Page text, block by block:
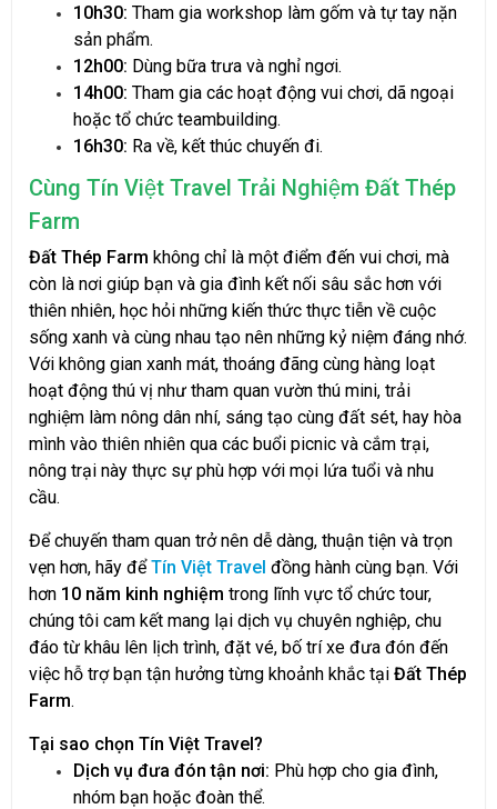
10h30: Tham gia workshop làm gốm và tự tay nặn
sản phẩm.
12h00: Dùng bữa trưa và nghỉ ngơi.
14h00: Tham gia các hoạt động vui chơi, dã ngoại
hoặc tổ chức teambuilding.
16h30: Ra về, kết thúc chuyến đi.
Cùng Tín Việt Travel Trải Nghiệm Đất Thép
Farm
Đất Thép Farm không chỉ là một điểm đến vui chơi, mà
còn là nơi giúp bạn và gia đình kết nối sâu sắc hơn với
thiên nhiên, học hỏi những kiến thức thực tiễn về cuộc
sống xanh và cùng nhau tạo nên những kỷ niệm đáng nhớ.
Với không gian xanh mát, thoáng đãng cùng hàng loạt
hoạt động thú vị như tham quan vườn thú mini, trải
nghiệm làm nông dân nhí, sáng tạo cùng đất sét, hay hòa
mình vào thiên nhiên qua các buổi picnic và cắm trại,
nông trại này thực sự phù hợp với mọi lứa tuổi và nhu
cầu.
Để chuyến tham quan trở nên dễ dàng, thuận tiện và trọn
vẹn hơn, hãy đểTín Việt Travel đồng hành cùng bạn. Với
hơn 10 năm kinh nghiệm trong lĩnh vực tổ chức tour,
chúng tôi cam kết mang lại dịch vụ chuyên nghiệp, chu
đáo từ khâu lên lịch trình, đặt vé, bố trí xe đưa đón đến
việc hỗ trợ bạn tận hưởng từng khoảnh khắc tại Đất Thép
Farm.
Tại sao chọn Tín Việt Travel?
Dịch vụ đưa đón tận nơi: Phù hợp cho gia đình,
nhóm bạn hoặc đoàn thể.